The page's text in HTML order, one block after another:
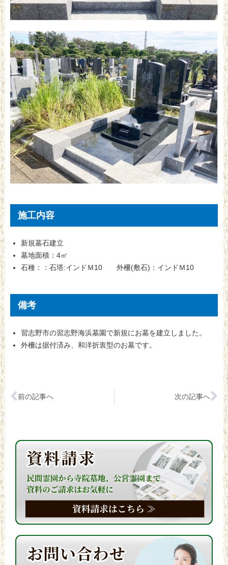
施工内容
新規墓石建立
墓地面積：4㎡
石種：：石塔:インドＭ10 外柵(敷石)：インドＭ10
備考
習志野市の習志野海浜墓園で新規にお墓を建立しました。
外柵は据付済み、和洋折衷型のお墓です。
前の記事へ 次の記事へ